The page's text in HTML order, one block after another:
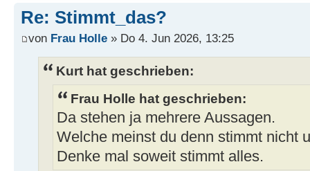
Re: Stimmt_das?
von Frau Holle » Do 4. Jun 2026, 13:25
Kurt hat geschrieben:
Frau Holle hat geschrieben:
Da stehen ja mehrere Aussagen.
Welche meinst du denn stimmt nicht
Denke mal soweit stimmt alles.